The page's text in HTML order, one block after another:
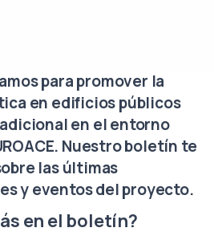
para promover la
en edificios públicos
en el entorno
Nuestro boletín te
las últimas
y eventos del proyecto.
en el boletín?